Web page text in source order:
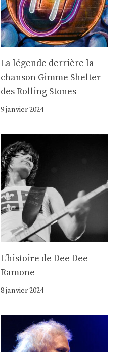
La légende derrière la
chanson Gimme Shelter
des Rolling Stones
9 janvier 2024
Lʼhistoire de Dee Dee
Ramone
8 janvier 2024